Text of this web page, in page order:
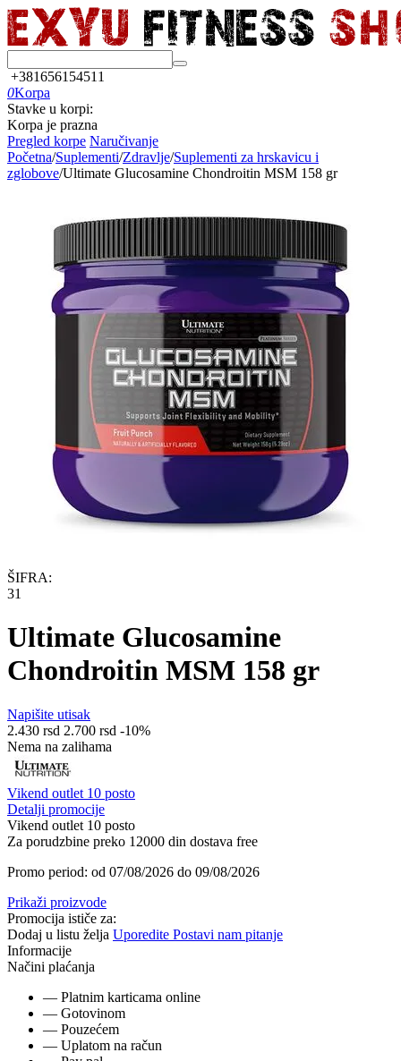
+381656154511
0Korpa
Stavke u korpi:
Korpa je prazna
Pregled korpe Naručivanje
Početna/Suplementi/Zdravlje/Suplementi za hrskavicu i
zglobove/Ultimate Glucosamine Chondroitin MSM 158 gr
ŠIFRA:
31
Ultimate Glucosamine
Chondroitin MSM 158 gr
Napišite utisak
2.430 rsd 2.700 rsd -10%
Nema na zalihama
Vikend outlet 10 posto
Detalji promocije
Vikend outlet 10 posto
Za porudzbine preko 12000 din dostava free
Promo period: od 07/08/2026 do 09/08/2026
Prikaži proizvode
Promocija ističe za:
Dodaj u listu želja Uporedite Postavi nam pitanje
Informacije
Načini plaćanja
— Platnim karticama online
— Gotovinom
— Pouzećem
— Uplatom na račun